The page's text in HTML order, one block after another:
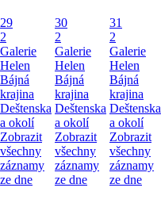
29
2
Galerie
Helen
Bájná
krajina
Deštenska
a okolí
Zobrazit
všechny
záznamy
ze dne
30
2
Galerie
Helen
Bájná
krajina
Deštenska
a okolí
Zobrazit
všechny
záznamy
ze dne
31
2
Galerie
Helen
Bájná
krajina
Deštenska
a okolí
Zobrazit
všechny
záznamy
ze dne